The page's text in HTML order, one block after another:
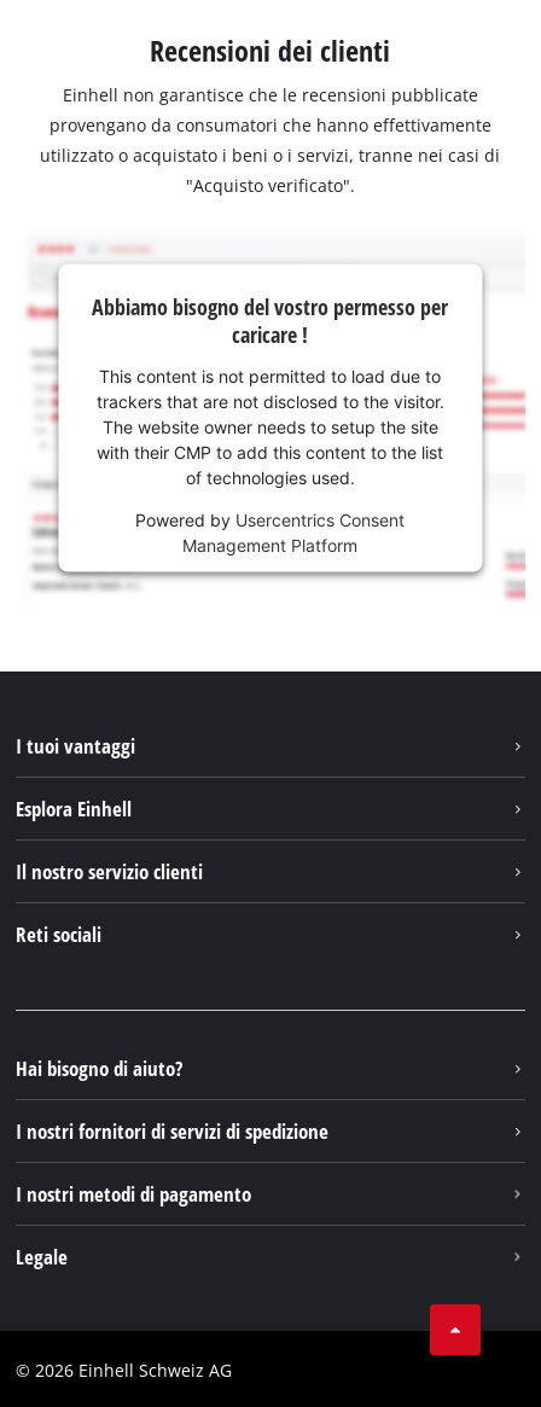
Recensioni dei clienti
Einhell non garantisce che le recensioni pubblicate
provengano da consumatori che hanno effettivamente
utilizzato o acquistato i beni o i servizi, tranne nei casi di
"Acquisto verificato".
Abbiamo bisogno del vostro permesso per
caricare !
This content is not permitted to load due to
trackers that are not disclosed to the visitor.
The website owner needs to setup the site
with their CMP to add this content to the list
of technologies used.
Powered by Usercentrics Consent
Management Platform
I tuoi vantaggi
Esplora Einhell
Einhell Germany AG
Il nostro servizio clienti
Reti sociali
Instagram
TikTok
Pinterest
Hai bisogno di aiuto?
I nostri fornitori di servizi di spedizione
I nostri metodi di pagamento
Legale
Testata
© 2026 Einhell Schweiz AG